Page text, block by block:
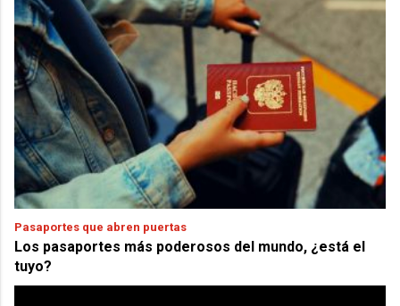
Pasaportes que abren puertas
Los pasaportes más poderosos del mundo, ¿está el
tuyo?